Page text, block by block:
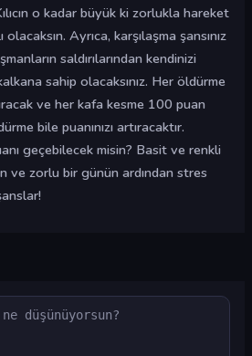
o kadar büyük ki zorlukla hareket
Ayrıca, karşılaşma şansınız
saldırılarından kendinizi
sahip olacaksınız. Her öldürme
ve her kafa kesme 100 puan
bile puanınızı artıracaktır.
geçebilecek misin? Basit ve renkli
ve zorlu bir günün ardından stres